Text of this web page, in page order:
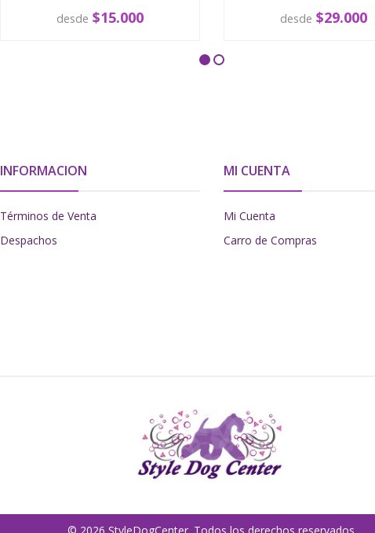
VER OPCIONES
desde $15.000 VER OPCIONES
desde $29.000
INFORMACION
Términos de Venta
Despachos
MI CUENTA
Mi Cuenta
Carro de Compras
© 2026 StyleDogCenter. Todos los derechos reservados.